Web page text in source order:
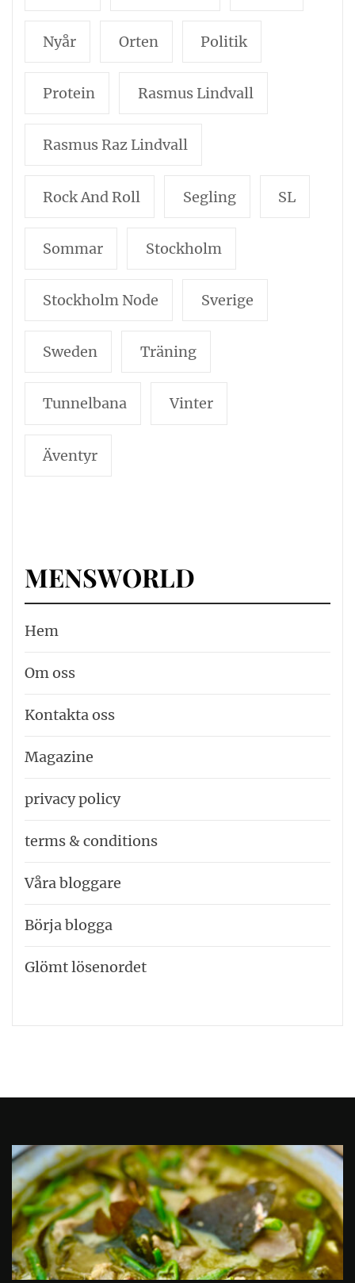
Nyår Orten Politik
Protein Rasmus Lindvall
Rasmus Raz Lindvall
Rock And Roll Segling SL
Sommar Stockholm
Stockholm Node Sverige
Sweden Träning
Tunnelbana Vinter
Äventyr
MENSWORLD
Hem
Om oss
Kontakta oss
Magazine
privacy policy
terms & conditions
Våra bloggare
Börja blogga
Glömt lösenordet